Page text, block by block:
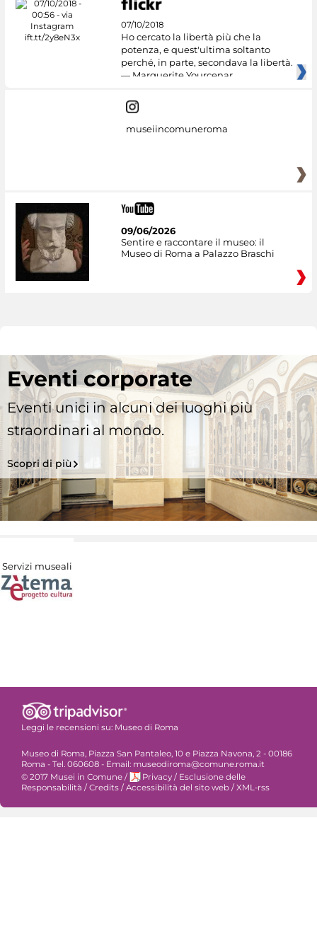
07/10/2018
Ho cercato la libertà più che la
potenza, e quest'ultima soltanto
perché, in parte, secondava la libertà.
— Marguerite Yourcenar
museiincomuneroma
09/06/2026
Sentire e raccontare il museo: il
Museo di Roma a Palazzo Braschi
Eventi corporate
Eventi unici in alcuni dei luoghi più
straordinari al mondo.
Scopri di più
Servizi museali
Leggi le recensioni su: Museo di Roma
Museo di Roma, Piazza San Pantaleo, 10 e Piazza Navona, 2 - 00186
Roma - Tel. 060608 - Email: museodiroma@comune.roma.it
© 2017 Musei in Comune / Privacy / Esclusione delle
Responsabilità / Credits / Accessibilità del sito web / XML-rss